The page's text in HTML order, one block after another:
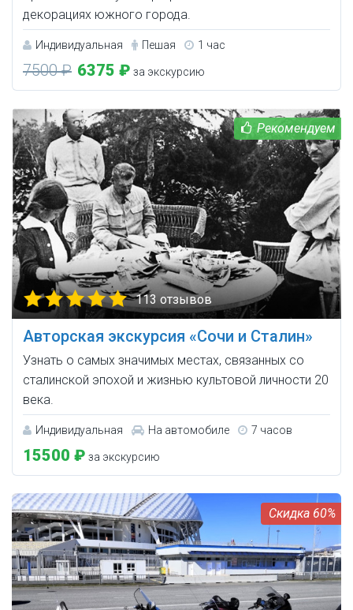
декорациях южного города.
Индивидуальная Пешая 1 час
7500 ₽ 6375 ₽ за экскурсию
113 отзывов
Авторская экскурсия «Сочи и Сталин»
Узнать о самых значимых местах, связанных со
сталинской эпохой и жизнью культовой личности 20
века.
Индивидуальная На автомобиле 7 часов
15500 ₽ за экскурсию
60%